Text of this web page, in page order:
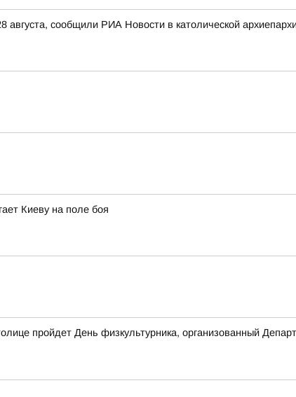
сообщили РИА Новости в католической
Киеву на поле боя
пройдет День физкультурника, организованный